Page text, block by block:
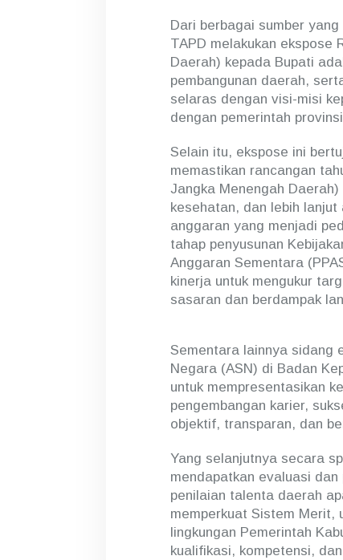
7
K
e
a
d
a
p
a
t
i
i
J
a
k
r
Dari berbagai sumber
TAPD melakukan ekspose
Daerah) kepada Bupati
pembangunan daerah,
selaras dengan visi-misi
dengan pemerintah
Selain itu, ekspose ini
memastikan rancangan
Jangka Menengah
kesehatan, dan lebih
anggaran yang menjadi
tahap penyusunan
Anggaran Sementara
kinerja untuk mengukur
sasaran dan berdampak
Sementara lainnya sidang
Negara (ASN) di Badan
untuk mempresentasikan
pengembangan karier,
objektif, transparan, dan
Yang selanjutnya secara
mendapatkan evaluasi
penilaian talenta daerah
memperkuat Sistem Merit,
lingkungan Pemerintah
kualifikasi, kompetensi,